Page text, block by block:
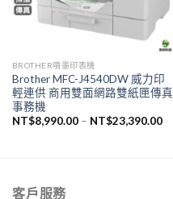
BROTHER噴墨印表機
Brother MFC-J4540DW 威力印
輕連供 商用雙面網路雙紙匣傳真
事務機
NT$8,990.00– NT$23,390.00
客戶服務